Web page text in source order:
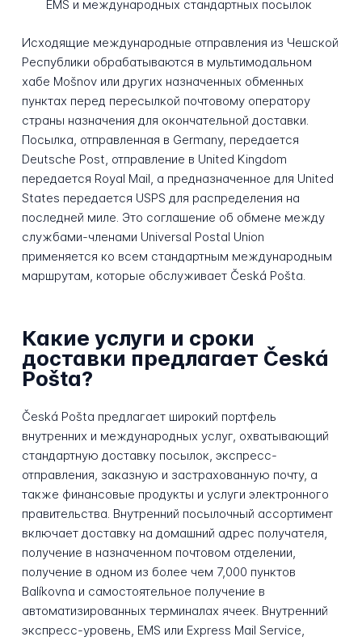
EMS и международных стандартных посылок
Исходящие международные отправления из Чешской
Республики обрабатываются в мультимодальном
хабе Mošnov или других назначенных обменных
пунктах перед пересылкой почтовому оператору
страны назначения для окончательной доставки.
Посылка, отправленная в Germany, передается
Deutsche Post, отправление в United Kingdom
передается Royal Mail, а предназначенное для United
States передается USPS для распределения на
последней миле. Это соглашение об обмене между
службами-членами Universal Postal Union
применяется ко всем стандартным международным
маршрутам, которые обслуживает Česká Pošta.
Какие услуги и сроки
доставки предлагает Česká
Pošta?
Česká Pošta предлагает широкий портфель
внутренних и международных услуг, охватывающий
стандартную доставку посылок, экспресс-
отправления, заказную и застрахованную почту, а
также финансовые продукты и услуги электронного
правительства. Внутренний посылочный ассортимент
включает доставку на домашний адрес получателя,
получение в назначенном почтовом отделении,
получение в одном из более чем 7,000 пунктов
Balíkovna и самостоятельное получение в
автоматизированных терминалах ячеек. Внутренний
экспресс-уровень, EMS или Express Mail Service,